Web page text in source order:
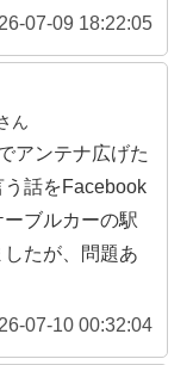
07-09 18:22:05
ん
アンテナ広げた
話をFacebook
ブルカーの駅
たが、問題あ
07-10 00:32:04